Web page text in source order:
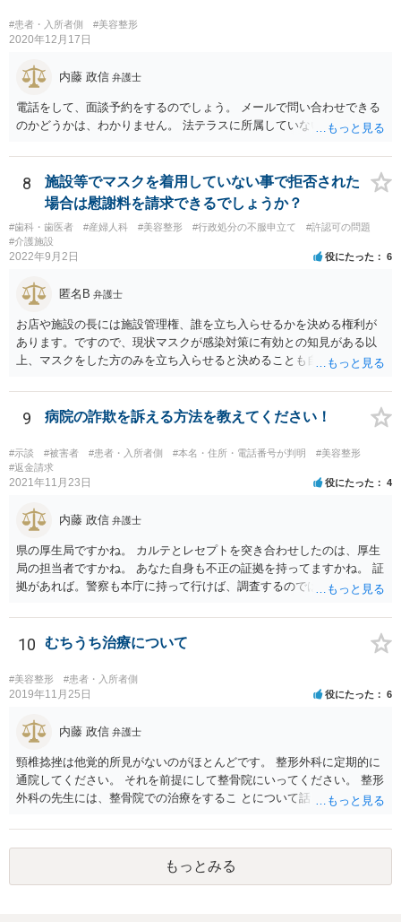
#患者・入所者側 #美容整形
2020年12月17日
内藤 政信 弁護士
電話をして、面談予約をするのでしょう。 メールで問い合わせできる
のかどうかは、わかりません。 法テラスに所属していないので。
8
施設等でマスクを着用していない事で拒否された
場合は慰謝料を請求できるでしょうか？
#歯科・歯医者 #産婦人科 #美容整形 #行政処分の不服申立て
#許認可の問題
#介護施設
2022年9月2日 役にたった 6
匿名B 弁護士
お店や施設の長には施設管理権、誰を立ち入らせるかを決める権利が
あります。ですので、現状マスクが感染対策に有効との知見がある以
上、マスクをした方のみを立ち入らせると決めることも自由であり、
など公益的な側面のある業種ですと、公衆浴場法など各種業法で定め
られた理由以外での利用拒否は禁止されていますし、公の施設でもマ
スクなしだけでの利用拒否は問題となりえますが、民間のお店に対し
ては慰謝料の請求は認められないと考えられます。
9 病院の詐欺を訴える方法を教えてください！
#示談 #被害者 #患者・入所者側 #本名・住所・電話番号が判明
#美容整形
#返金請求
2021年11月23日 役にたった 4
内藤 政信 弁護士
県の厚生局ですかね。 カルテとレセプトを突き合わせしたのは、厚生
局の担当者ですかね。 あなた自身も不正の証拠を持ってますかね。 証
拠があれば。警察も本庁に持って行けば、調査するのではないで すか
で しょう。
10 むちうち治療について
#美容整形 #患者・入所者側
2019年11月25日 役にたった 6
内藤 政信 弁護士
頸椎捻挫は他覚的所見がないのがほとんどです。 整形外科に定期的に
通院してください。 それを前提にして整骨院にいってください。 整形
外科の先生には、整骨院での治療をするこ とについて話し、OKをも
もっとみる